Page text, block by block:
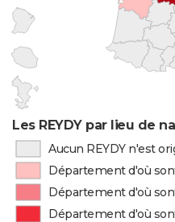
Les REYDY par lieu de
Aucun REYDY n'est
Département d'où
Département d'où
Département d'où